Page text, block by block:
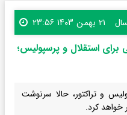
۲۱ بهمن ۱۴۰۳ ۲۳:۵۶
استقلال و پرسپولیس؛
و تراکتور، حالا سرنوشت
خواهد کرد.